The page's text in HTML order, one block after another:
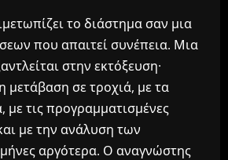
το διάστημα σαν μια
που απαιτεί συνέπεια. Μια
στην εκτόξευση·
μετάβαση σε τροχιά, με τα
τις προγραμματισμένες
με την ανάλυση των
αργότερα. Ο αναγνώστης